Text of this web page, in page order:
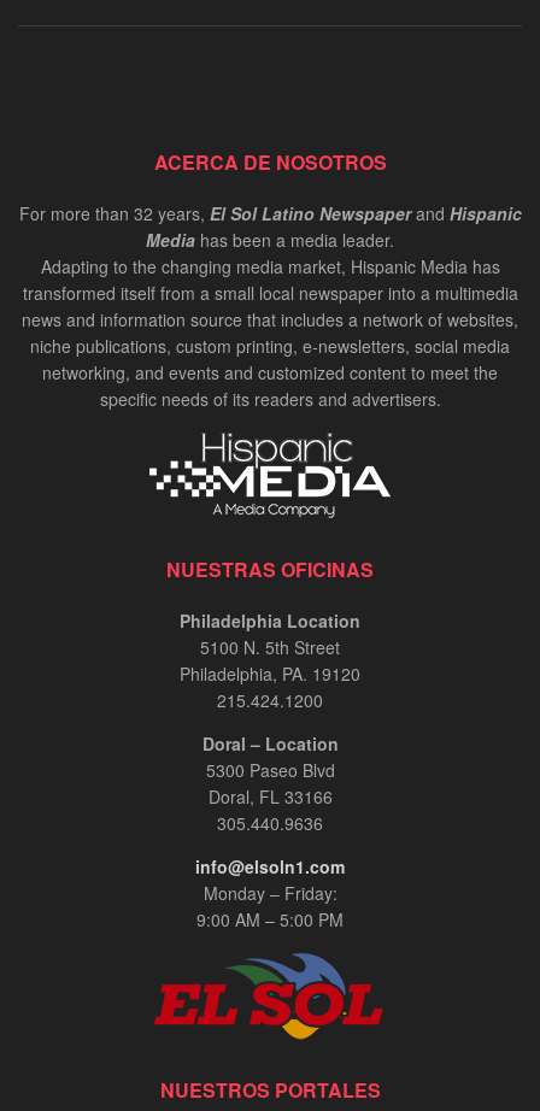
ACERCA DE NOSOTROS
For more than 32 years, El Sol Latino Newspaperand Hispanic
Media has been a media leader.
Adapting to the changing media market, Hispanic Media has
transformed itself from a small local newspaper into a multimedia
news and information source that includes a network of websites,
niche publications, custom printing, e-newsletters, social media
networking, and events and customized content to meet the
specific needs of its readers and advertisers.
NUESTRAS OFICINAS
Philadelphia Location
5100 N. 5th Street
Philadelphia, PA. 19120
215.424.1200
Doral – Location
5300 Paseo Blvd
Doral, FL 33166
305.440.9636
info@elsoln1.com
Monday – Friday:
9:00 AM – 5:00 PM
NUESTROS PORTALES